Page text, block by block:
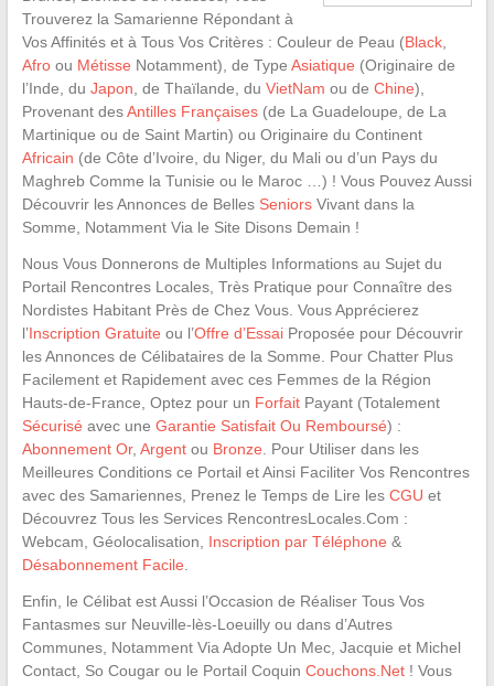
Trouverez la Samarienne Répondant à
Vos Affinités et à Tous Vos Critères : Couleur de Peau (Black,
Afroou Métisse Notamment), de Type Asiatique (Originaire de
l’Inde, du Japon , de Thaïlande, du VietNam ou de Chine),
Provenant desAntilles Françaises(de La Guadeloupe, de La
Martinique ou de Saint Martin) ou Originaire du Continent
Africain (de Côte d’Ivoire, du Niger, du Mali ou d’un Pays du
Maghreb Comme la Tunisie ou le Maroc …) ! Vous Pouvez Aussi
Découvrir les Annonces de Belles SeniorsVivant dans la
Somme, Notamment Via le Site Disons Demain !
Nous Vous Donnerons de Multiples Informations au Sujet du
Portail Rencontres Locales, Très Pratique pour Connaître des
Nordistes Habitant Près de Chez Vous. Vous Apprécierez
l’Inscription Gratuite ou l’Offre d’EssaiProposée pour Découvrir
les Annonces de Célibataires de la Somme. Pour Chatter Plus
Facilement et Rapidement avec ces Femmes de la Région
Hauts-de-France, Optez pour un ForfaitPayant (Totalement
Sécurisé avec une Garantie Satisfait Ou Remboursé) :
Abonnement Or, Argentou Bronze . Pour Utiliser dans les
Meilleures Conditions ce Portail et Ainsi Faciliter Vos Rencontres
avec des Samariennes, Prenez le Temps de Lire les CGU et
Découvrez Tous les Services RencontresLocales.Com :
Webcam, Géolocalisation, Inscription par Téléphone &
Désabonnement Facile
Enfin, le Célibat est Aussi l’Occasion de Réaliser Tous Vos
Fantasmes sur Neuville-lès-Loeuilly ou dans d’Autres
Communes, Notamment Via Adopte Un Mec, Jacquie et Michel
Contact, So Cougar ou le Portail Coquin Couchons.Net! Vous